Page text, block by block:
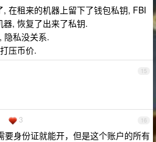
在租来的机器上留下了钱包私钥, FBI
, 恢复了出来了私钥.
隐私没关系.
压币价.
15
16
3
要身份证就能开，但是这个账户的所有